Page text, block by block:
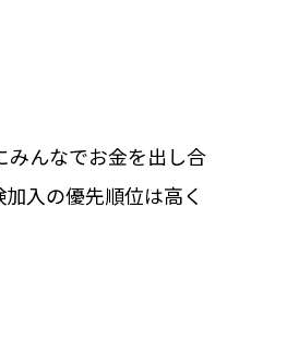
みんなでお金を出し合
入の優先順位は高く